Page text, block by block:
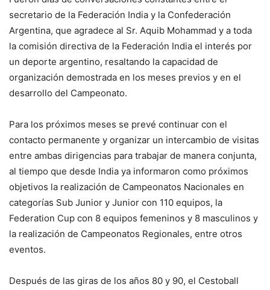
secretario de la Federación India y la Confederación
Argentina, que agradece al Sr. Aquib Mohammad y a toda
la comisión directiva de la Federación India el interés por
un deporte argentino, resaltando la capacidad de
organización demostrada en los meses previos y en el
desarrollo del Campeonato.
Para los próximos meses se prevé continuar con el
contacto permanente y organizar un intercambio de visitas
entre ambas dirigencias para trabajar de manera conjunta,
al tiempo que desde India ya informaron como próximos
objetivos la realización de Campeonatos Nacionales en
categorías Sub Junior y Junior con 110 equipos, la
Federation Cup con 8 equipos femeninos y 8 masculinos y
la realización de Campeonatos Regionales, entre otros
eventos.
Después de las giras de los años 80 y 90, el Cestoball